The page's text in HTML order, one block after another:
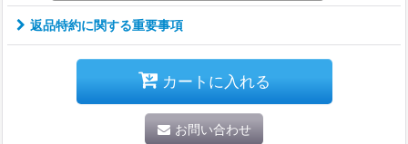
返品特約に関する重要事項
カートに入れる
お問い合わせ